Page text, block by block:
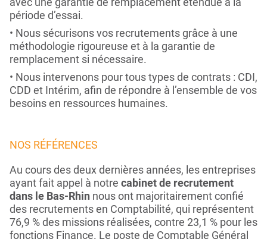
période d’essai.
Nous sécurisons vos recrutements grâce à une
méthodologie rigoureuse et à la garantie de
remplacement si nécessaire.
Nous intervenons pour tous types de contrats : CDI,
CDD et Intérim, afin de répondre à l’ensemble de vos
besoins en ressources humaines.
NOS RÉFÉRENCES
Au cours des deux dernières années, les entreprises
ayant fait appel à notre cabinet de recrutement
dans le Bas-Rhin nous ont majoritairement confié
des recrutements en Comptabilité, qui représentent
76,9 % des missions réalisées, contre 23,1 % pour les
fonctions Finance. Le poste de Comptable Général